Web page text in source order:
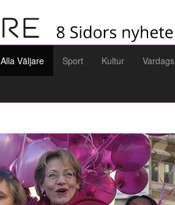
Alla Väljare Sport Kultur Vardags